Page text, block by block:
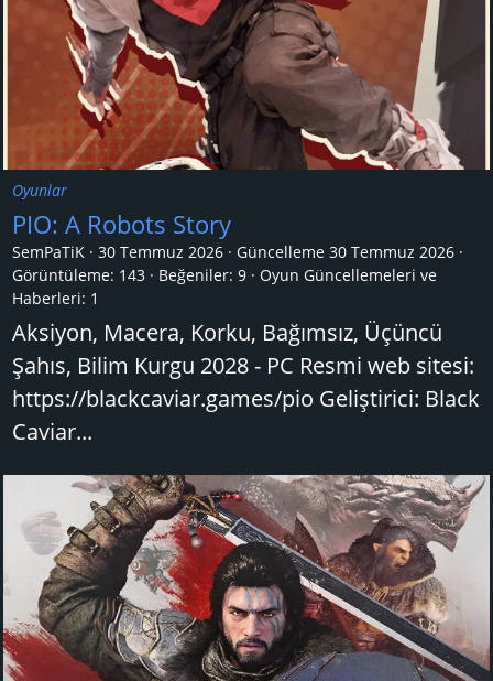
Oyunlar
PIO: A Robots Story
SemPaTiK 30 Temmuz 2026 Güncelleme 30 Temmuz 2026
Görüntüleme: 143
Beğeniler: 9
Oyun Güncellemeleri ve
Haberleri: 1
Aksiyon, Macera, Korku, Bağımsız, Üçüncü
Şahıs, Bilim Kurgu 2028 - PC Resmi web sitesi:
https://blackcaviar.games/pio Geliştirici: Black
Caviar...